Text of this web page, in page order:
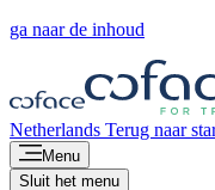
ga naar de inhoud
Netherlands Terug naar
Menu
Sluit het menu